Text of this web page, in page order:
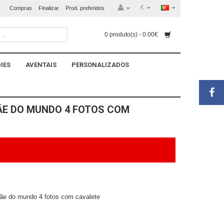
Compras Finalizar Prod. preferidos €
0 produto(s) - 0.00€
AVENTAIS PERSONALIZADOS
DO MUNDO 4 FOTOS COM
do mundo 4 fotos com cavalete